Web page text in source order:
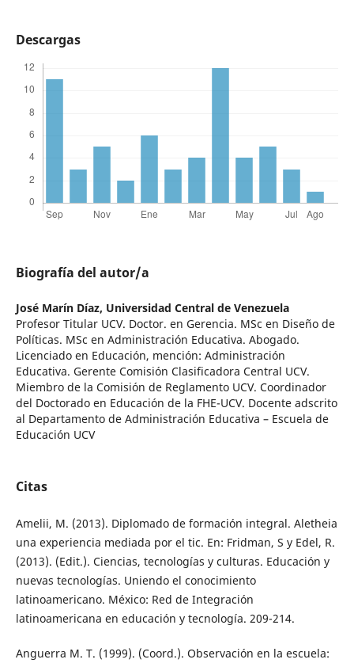
Descargas
Biografía del autor/a
José Marín Díaz, Universidad Central de Venezuela
Profesor Titular UCV. Doctor. en Gerencia. MSc en Diseño de
Políticas. MSc en Administración Educativa. Abogado.
Licenciado en Educación, mención: Administración
Educativa. Gerente Comisión Clasificadora Central UCV.
Miembro de la Comisión de Reglamento UCV. Coordinador
del Doctorado en Educación de la FHE-UCV. Docente adscrito
al Departamento de Administración Educativa – Escuela de
Educación UCV
Citas
Amelii, M. (2013). Diplomado de formación integral. Aletheia
una experiencia mediada por el tic. En: Fridman, S y Edel, R.
(2013). (Edit.). Ciencias, tecnologías y culturas. Educación y
nuevas tecnologías. Uniendo el conocimiento
latinoamericano. México: Red de Integración
latinoamericana en educación y tecnología. 209-214.
Anguerra M. T. (1999). (Coord.). Observación en la escuela: